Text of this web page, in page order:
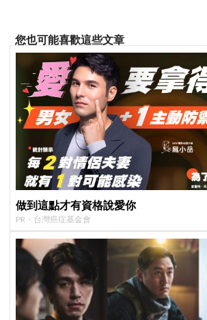
您也可能喜歡這些文章
做到這點才有資格說愛你
PR・台灣癌症基金會